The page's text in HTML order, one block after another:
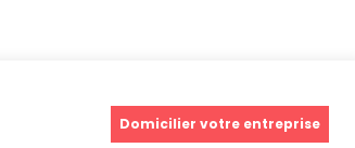
Domicilier votre entreprise